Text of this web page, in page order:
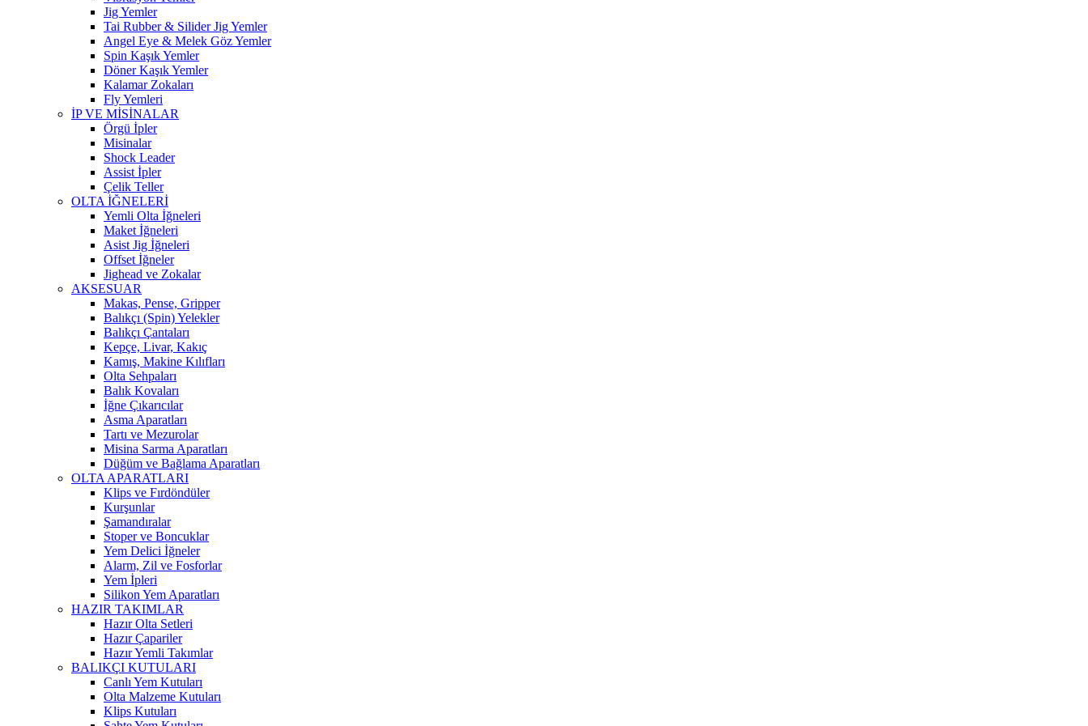
Jig Yemler
Tai Rubber & Silider Jig Yemler
Angel Eye & Melek Göz Yemler
Spin Kaşık Yemler
Döner Kaşık Yemler
Kalamar Zokaları
Fly Yemleri
İP VE MİSİNALAR
Örgü İpler
Misinalar
Shock Leader
Assist İpler
Çelik Teller
OLTA İĞNELERİ
Yemli Olta İğneleri
Maket İğneleri
Asist Jig İğneleri
Offset İğneler
Jighead ve Zokalar
AKSESUAR
Makas, Pense, Gripper
Balıkçı (Spin) Yelekler
Balıkçı Çantaları
Kepçe, Livar, Kakıç
Kamış, Makine Kılıfları
Olta Sehpaları
Balık Kovaları
İğne Çıkarıcılar
Asma Aparatları
Tartı ve Mezurolar
Misina Sarma Aparatları
Düğüm ve Bağlama Aparatları
OLTA APARATLARI
Klips ve Fırdöndüler
Kurşunlar
Şamandıralar
Stoper ve Boncuklar
Yem Delici İğneler
Alarm, Zil ve Fosforlar
Yem İpleri
Silikon Yem Aparatları
HAZIR TAKIMLAR
Hazır Olta Setleri
Hazır Çapariler
Hazır Yemli Takımlar
BALIKÇI KUTULARI
Canlı Yem Kutuları
Olta Malzeme Kutuları
Klips Kutuları